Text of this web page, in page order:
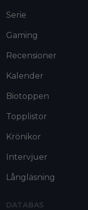
Serie
Gaming
Recensioner
Kalender
Biotoppen
Topplistor
Krönikor
Intervjuer
Långläsning
DATABAS